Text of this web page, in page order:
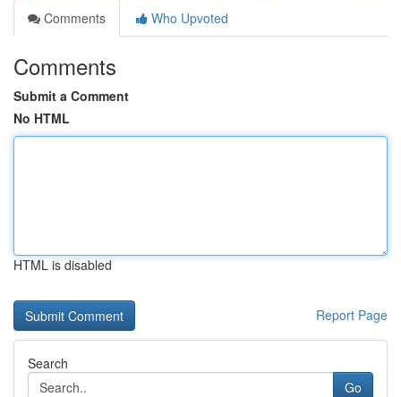
Comments
Who Upvoted
Comments
Submit a Comment
No HTML
HTML is disabled
Report Page
Search
Go